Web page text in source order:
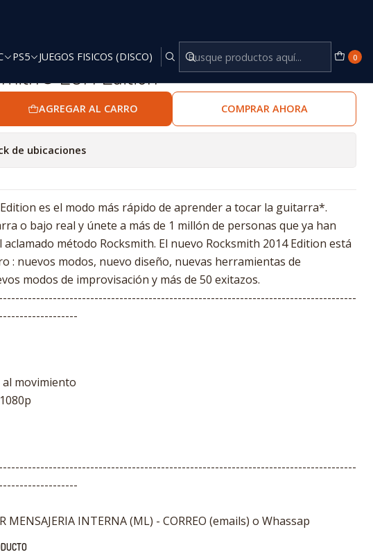
PS5 JUEGOS FISICOS (DISCO) 0
2014 Edition
AGREGAR AL CARRO COMPRAR AHORA
de ubicaciones
es el modo más rápido de aprender a tocar la guitarra*.
o bajo real y únete a más de 1 millón de personas que ya han
método Rocksmith. El nuevo Rocksmith 2014 Edition está
: nuevos modos, nuevo diseño, nuevas herramientas de
modos de improvisación y más de 50 exitazos.
al movimiento
MENSAJERIA INTERNA (ML) - CORREO (emails) o Whassap